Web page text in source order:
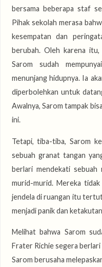
bersama beberapa staf
Pihak sekolah merasa
kesempatan dan
berubah. Oleh karena itu,
Sarom sudah
menunjang hidupnya. Ia
diperbolehkan untuk
Awalnya, Sarom tampak
ini.
Tetapi, tiba-tiba, Sarom
sebuah granat tangan
berlari mendekati sebuah
murid-murid. Mereka
jendela di ruangan itu
menjadi panik dan
Melihat bahwa Sarom
Frater Richie segera berlari
Sarom berusaha